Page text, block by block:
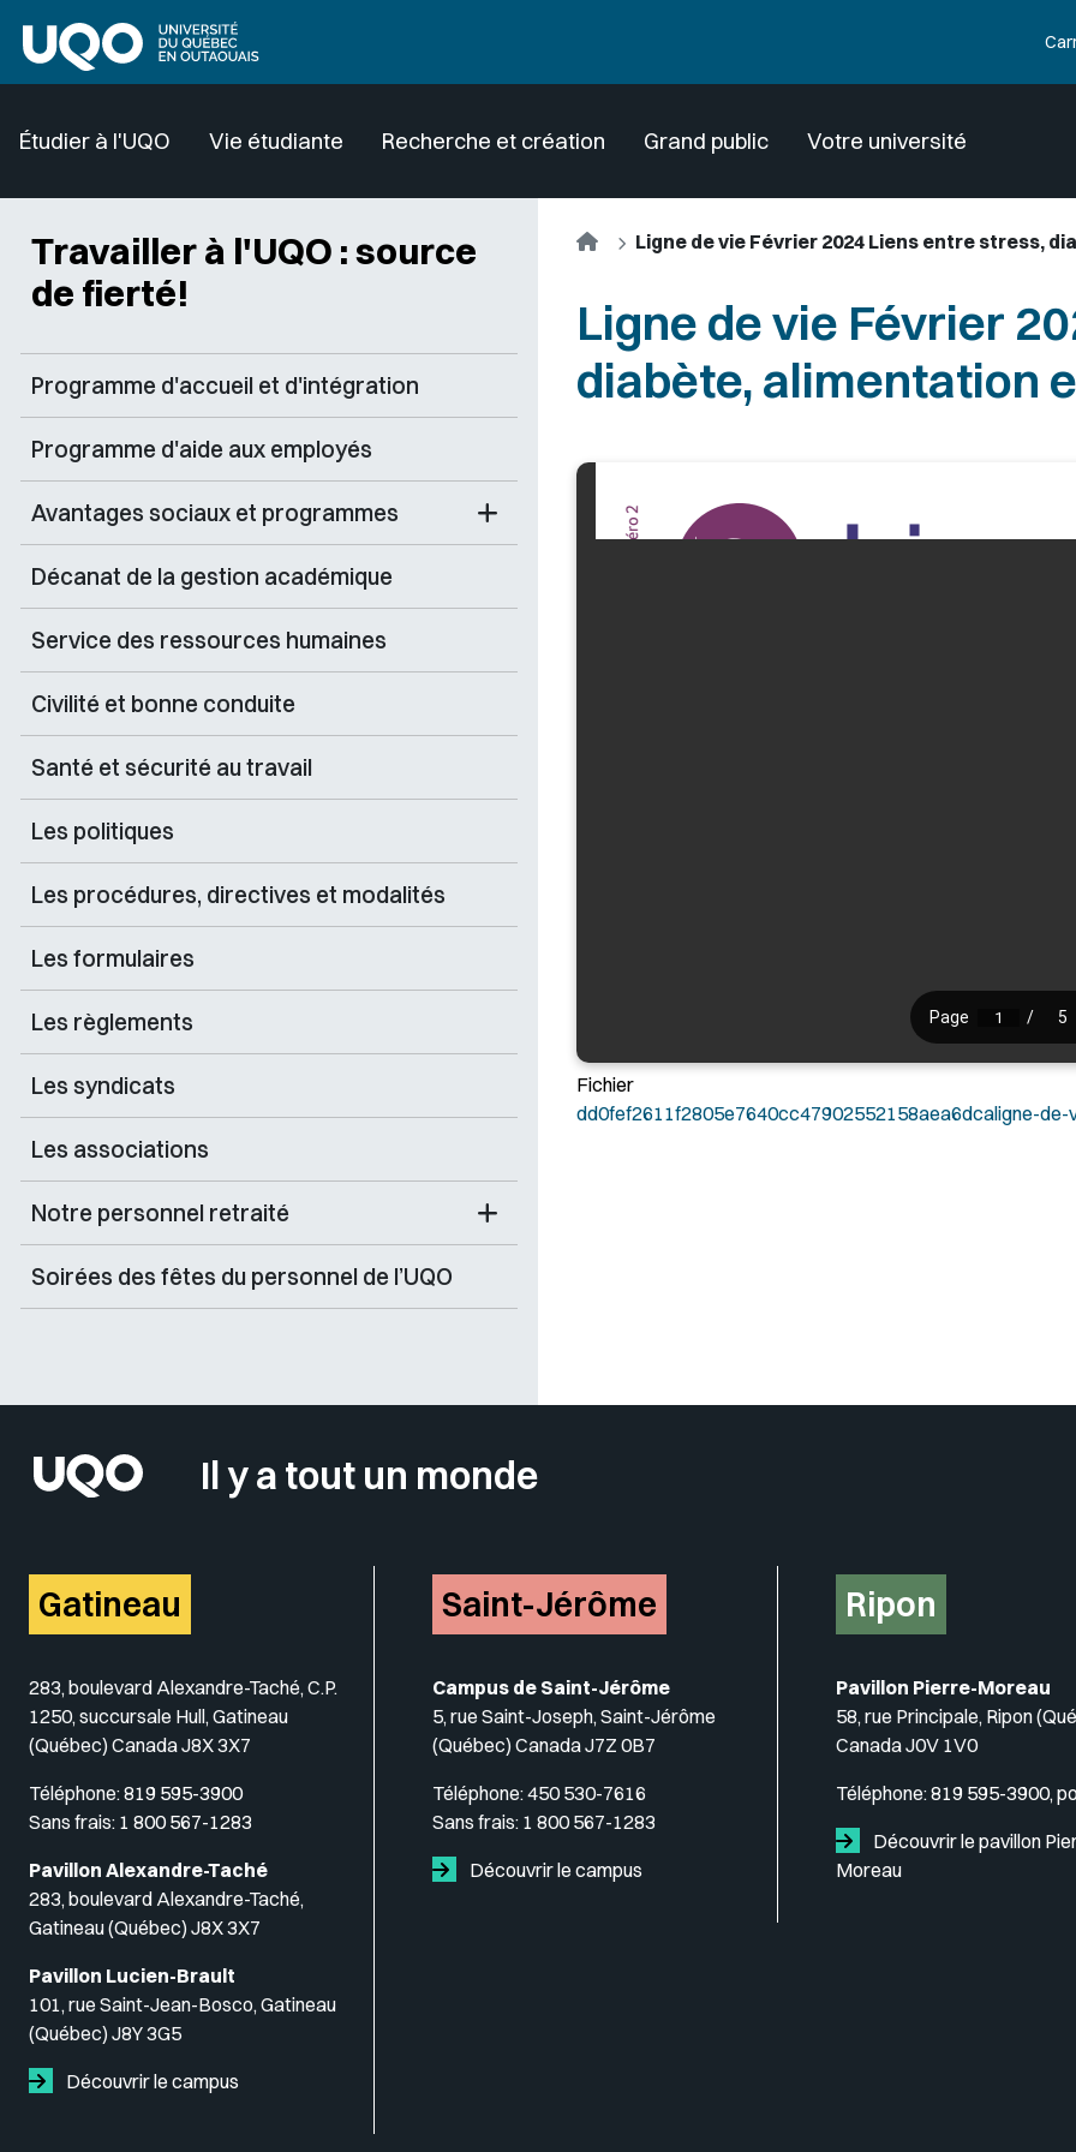
Étudier à l'UQO Vie étudiante Recherche et création Grand public Votre université
Travailler à l'UQO : source
de fierté!
Programme d'accueil et d'intégration
Programme d'aide aux employés
Avantages sociaux et programmes
Décanat de la gestion académique
Service des ressources humaines
Civilité et bonne conduite
Santé et sécurité au travail
Les politiques
Les procédures, directives et modalités
Les formulaires
Les règlements
Les syndicats
Les associations
Notre personnel retraité
Soirées des fêtes du personnel de l’UQO
AccueilLigne de vie Février 2024 Liens entre stress,
Ligne de vie Février
diabète, alimentation
Fichier
dd0fef2611f2805e7640cc47902552158aea6dcaligne-
Il y a tout un monde
Gatineau
283, boulevard Alexandre-Taché, C.P.
1250, succursale Hull, Gatineau
(Québec) Canada J8X 3X7
Téléphone:819 595-3900
Sans frais: 1 800 567-1283
Pavillon Alexandre-Taché
283, boulevard Alexandre-Taché,
Gatineau (Québec) J8X 3X7
Pavillon Lucien-Brault
101, rue Saint-Jean-Bosco, Gatineau
(Québec) J8Y 3G5
Découvrir le campus
Saint-Jérôme
Campus de Saint-Jérôme
5, rue Saint-Joseph, Saint-Jérôme
(Québec) Canada J7Z 0B7
Téléphone:450 530-7616
Sans frais: 1 800 567-1283
Découvrir le campus
Ripon
Pavillon Pierre-Moreau
58, rue Principale, Ripon
Canada J0V 1V0
Téléphone:819 595-3900,
Découvrir le pavillon
Moreau